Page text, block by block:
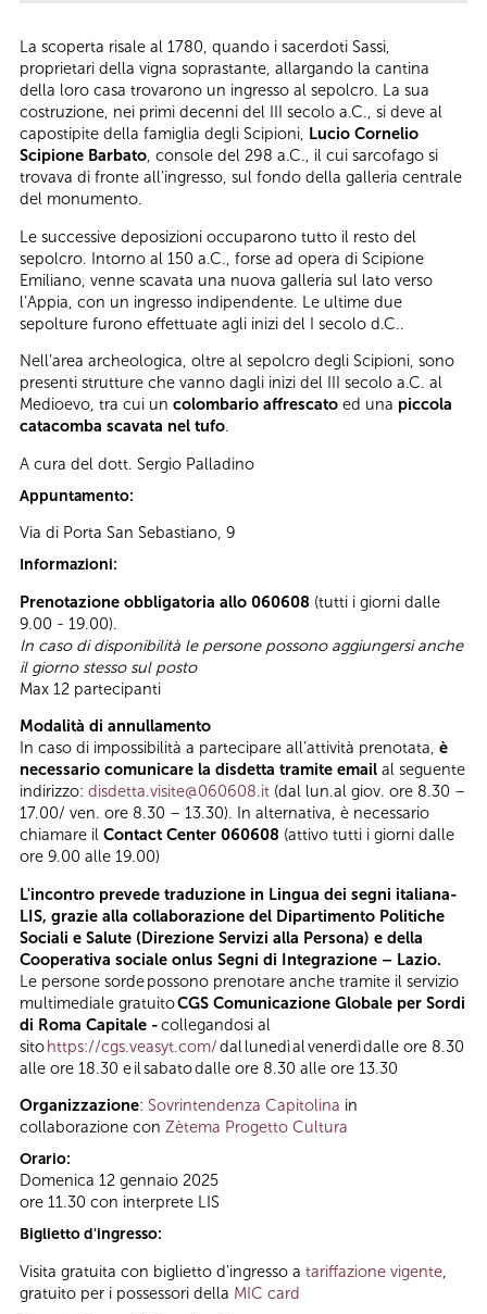
La scoperta risale al 1780, quando i sacerdoti Sassi,
proprietari della vigna soprastante, allargando la cantina
della loro casa trovarono un ingresso al sepolcro. La sua
costruzione, nei primi decenni del III secolo a.C., si deve al
capostipite della famiglia degli Scipioni, Lucio Cornelio
Scipione Barbato, console del 298 a.C., il cui sarcofago si
trovava di fronte all’ingresso, sul fondo della galleria centrale
del monumento.
Le successive deposizioni occuparono tutto il resto del
sepolcro. Intorno al 150 a.C., forse ad opera di Scipione
Emiliano, venne scavata una nuova galleria sul lato verso
l’Appia, con un ingresso indipendente. Le ultime due
sepolture furono effettuate agli inizi del I secolo d.C..
Nell’area archeologica, oltre al sepolcro degli Scipioni, sono
presenti strutture che vanno dagli inizi del III secolo a.C. al
Medioevo, tra cui un colombario affrescato ed una piccola
catacomba scavata nel tufo.
A cura del dott. Sergio Palladino
Appuntamento:
Via di Porta San Sebastiano, 9
Informazioni:
Prenotazione obbligatoria allo 060608 (tutti i giorni dalle
9.00 - 19.00).
In caso di disponibilità le persone possono aggiungersi anche
il giorno stesso sul posto
Max 12 partecipanti
Modalità di annullamento
In caso di impossibilità a partecipare all’attività prenotata, è
necessario comunicare la disdetta tramite email al seguente
indirizzo: disdetta.visite@060608.it (dal lun.al giov. ore 8.30 –
17.00/ ven. ore 8.30 – 13.30). In alternativa, è necessario
chiamare il Contact Center 060608 (attivo tutti i giorni dalle
ore 9.00 alle 19.00)
L'incontro prevede traduzione in Lingua dei segni italiana-
LIS, grazie alla collaborazione del Dipartimento Politiche
Sociali e Salute (Direzione Servizi alla Persona) e della
Cooperativa sociale onlus Segni di Integrazione – Lazio.
Le persone sorde possono prenotare anche tramite il servizio
multimediale gratuitoCGS Comunicazione Globale per Sordi
di Roma Capitale -collegandosi al
sitohttps://cgs.veasyt.com/dal lunedì al venerdì dalle ore 8.30
alle ore 18.30 e il sabato dalle ore 8.30 alle ore 13.30
Organizzazione: Sovrintendenza Capitolina in
collaborazione con Zètema Progetto Cultura
Orario:
Domenica 12 gennaio 2025
ore 11.30 con interprete LIS
Biglietto d'ingresso:
Visita gratuita con biglietto d'ingresso a tariffazione vigente,
gratuito per i possessori della MIC card